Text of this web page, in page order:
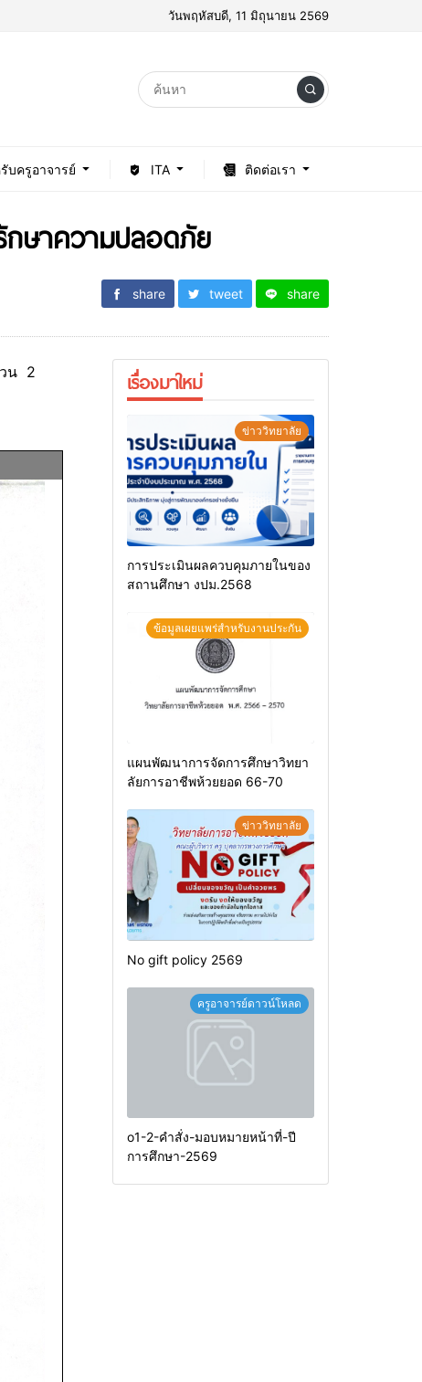
วันพฤหัสบดี, 11 มิถุนายน 2569
บครูอาจารย์ ITA ติดต่อเรา
กษาความปลอดภัย
share tweet share
น 2
เรื่องมาใหม่
ข่าววิทยาลัย
การประเมินผลควบคุมภายในของ
สถานศึกษา งปม.2568
ข้อมูลเผยแพร่สำหรับงานประกัน
แผนพัฒนาการจัดการศึกษาวิทยา
ลัยการอาชีพห้วยยอด 66-70
ข่าววิทยาลัย
No gift policy 2569
ครูอาจารย์ดาวน์โหลด
o1-2-คำสั่ง-มอบหมายหน้าที่-ปี
การศึกษา-2569